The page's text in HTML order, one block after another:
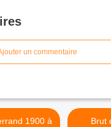
un commentaire